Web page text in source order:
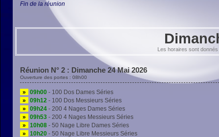
Fin de la réunion
Les horaires sont
Réunion N° 2 : Dimanche 24 Mai 2026
Ouverture des portes : 08h00
» 09h00 - 100 Dos Dames Séries
»
09h12 - 100 Dos Messieurs Séries
»
09h24 - 200 4 Nages Dames Séries
»
09h53 - 200 4 Nages Messieurs Séries
»
10h08 - 50 Nage Libre Dames Séries
»
10h20 - 50 Nage Libre Messieurs Séries